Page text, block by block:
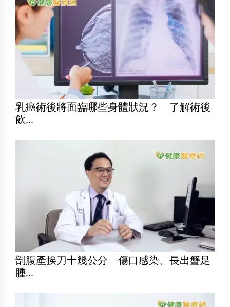
乳癌術後將面臨哪些身體狀況？ 了解術後
飲...
剖腹產挨刀十幾公分 傷口感染、長出蟹足
腫...